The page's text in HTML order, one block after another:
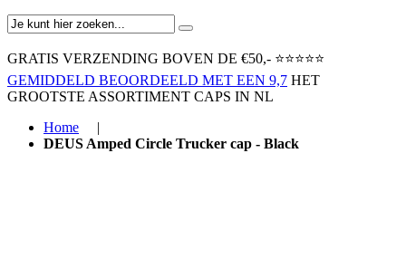
GRATIS VERZENDING BOVEN ​DE €50,-​ ⭐⭐⭐⭐⭐
GEMIDDELD BEOORDEELD MET EEN 9,7 HET
GROOTSTE ASSORTIMENT CAPS IN NL
Home
|
DEUS Amped Circle Trucker cap - Black